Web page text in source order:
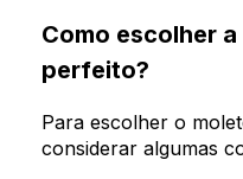
Como escolher
perfeito?
Para escolher o
considerar algumas